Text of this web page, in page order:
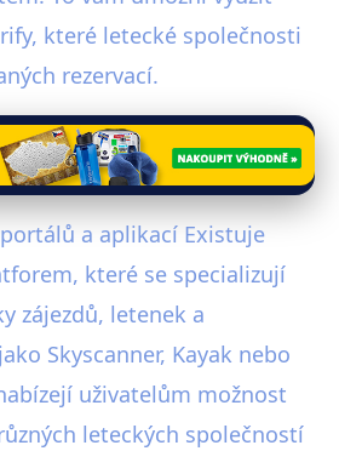
které letecké společnosti
rezervací.
a aplikací Existuje
které se specializují
zájezdů, letenek a
Skyscanner, Kayak nebo
uživatelům možnost
leteckých společností